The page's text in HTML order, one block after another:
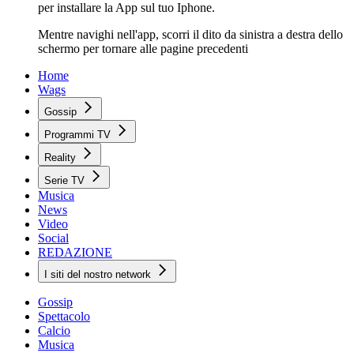
per installare la App sul tuo Iphone.
Mentre navighi nell'app, scorri il dito da sinistra a destra dello
schermo per tornare alle pagine precedenti
Home
Wags
Gossip
Programmi TV
Reality
Serie TV
Musica
News
Video
Social
REDAZIONE
I siti del nostro network
Gossip
Spettacolo
Calcio
Musica